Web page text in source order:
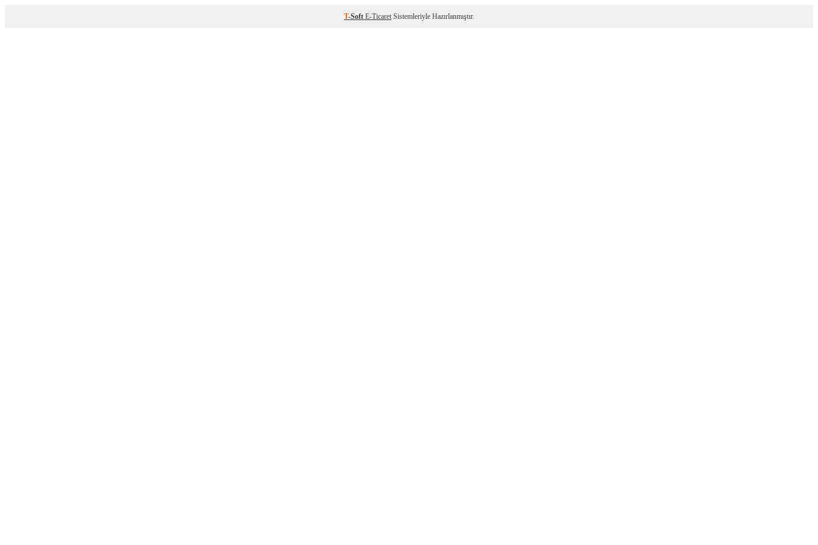
T-Soft E-Ticaret Sistemleriyle Hazırlanmıştır.